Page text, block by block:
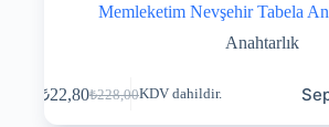
Memleketim Nevşehir Tabela
Anahtarlık
₺228,00
₺22,80 KDV dahildir.